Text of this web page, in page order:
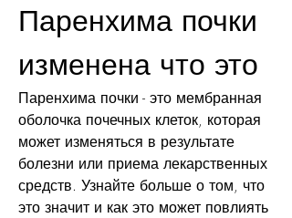
Паренхима почки
изменена что это
Паренхима почки - это мембранная
оболочка почечных клеток, которая
может изменяться в результате
болезни или приема лекарственных
средств. Узнайте больше о том, что
это значит и как это может повлиять